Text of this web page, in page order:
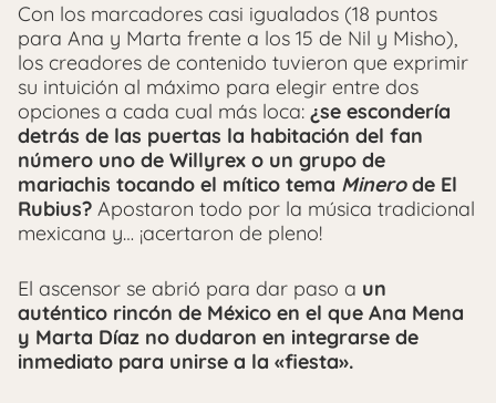
Con los marcadores casi igualados (18 puntos
para Ana y Marta frente a los 15 de Nil y Misho),
los creadores de contenido tuvieron que exprimir
su intuición al máximo para elegir entre dos
opciones a cada cual más loca: ¿se escondería
detrás de las puertas la habitación del fan
número uno de Willyrex o un grupo de
mariachis tocando el mítico tema Minerode El
Rubius? Apostaron todo por la música tradicional
mexicana y… ¡acertaron de pleno!
El ascensor se abrió para dar paso a un
auténtico rincón de México en el que Ana Mena
y Marta Díaz no dudaron en integrarse de
inmediato para unirse a la «fiesta».